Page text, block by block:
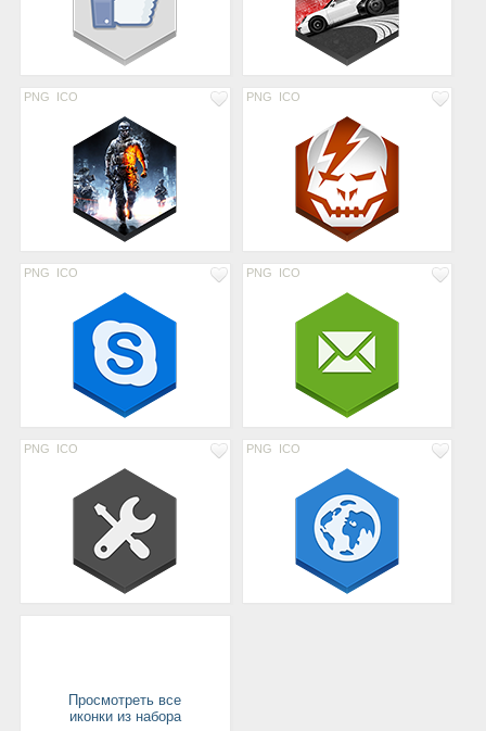
PNG ICO PNG ICO
PNG ICO PNG ICO
PNG ICO PNG ICO
Просмотреть все
иконки из набора